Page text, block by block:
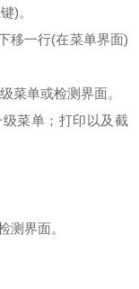
)。
移一行(在菜单界面)
菜单或检测界面。
菜单；打印以及截
测界面。